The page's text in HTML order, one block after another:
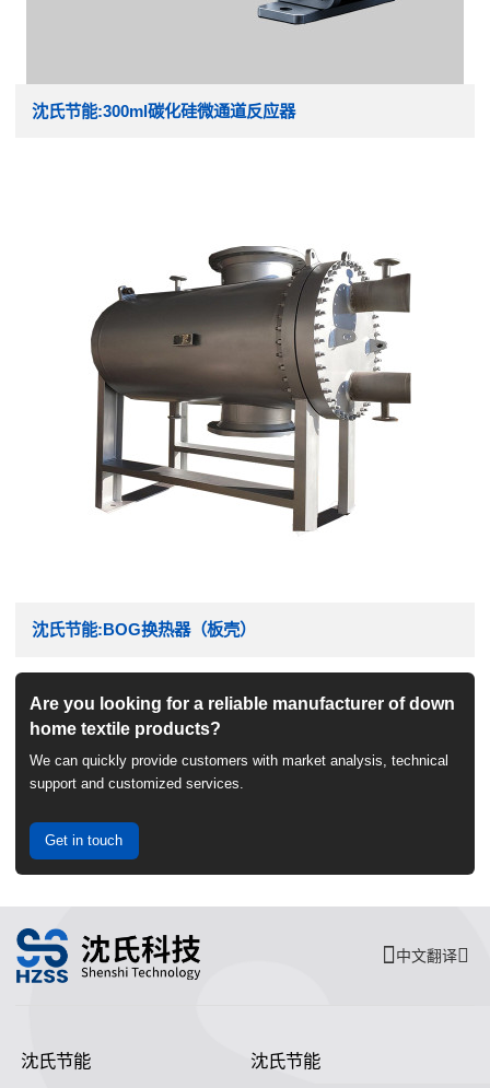
沈氏节能:300ml碳化硅微通道反应器
沈氏节能:BOG换热器（板壳）
Are you looking for a reliable manufacturer of down
home textile products?
We can quickly provide customers with market analysis, technical
support and customized services.
Get in touch
中文翻译
沈氏节能 沈氏节能